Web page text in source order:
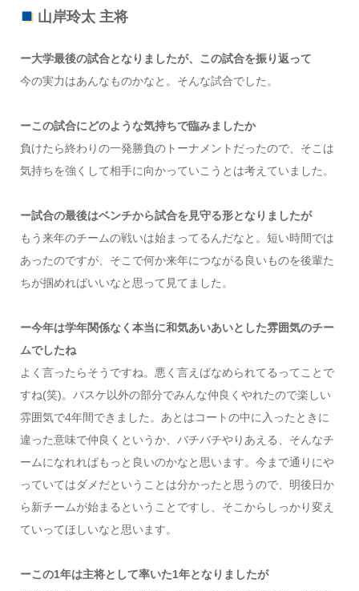
山岸玲太 主将
ー大学最後の試合となりましたが、この試合を振り返って
今の実力はあんなものかなと。そんな試合でした。
ーこの試合にどのような気持ちで臨みましたか
負けたら終わりの一発勝負のトーナメントだったので、そこは
気持ちを強くして相手に向かっていこうとは考えていました。
ー試合の最後はベンチから試合を見守る形となりましたが
もう来年のチームの戦いは始まってるんだなと。短い時間では
あったのですが、そこで何か来年につながる良いものを後輩た
ちが掴めればいいなと思って見てました。
ー今年は学年関係なく本当に和気あいあいとした雰囲気のチー
ムでしたね
よく言ったらそうですね。悪く言えばなめられてるってことで
すね(笑)。バスケ以外の部分でみんな仲良くやれたので楽しい
雰囲気で4年間できました。あとはコートの中に入ったときに
違った意味で仲良くというか、バチバチやりあえる、そんなチ
ームになれればもっと良いのかなと思います。今まで通りにや
っていてはダメだということは分かったと思うので、明後日か
ら新チームが始まるということですし、そこからしっかり変え
ていってほしいなと思います。
ーこの1年は主将として率いた1年となりましたが